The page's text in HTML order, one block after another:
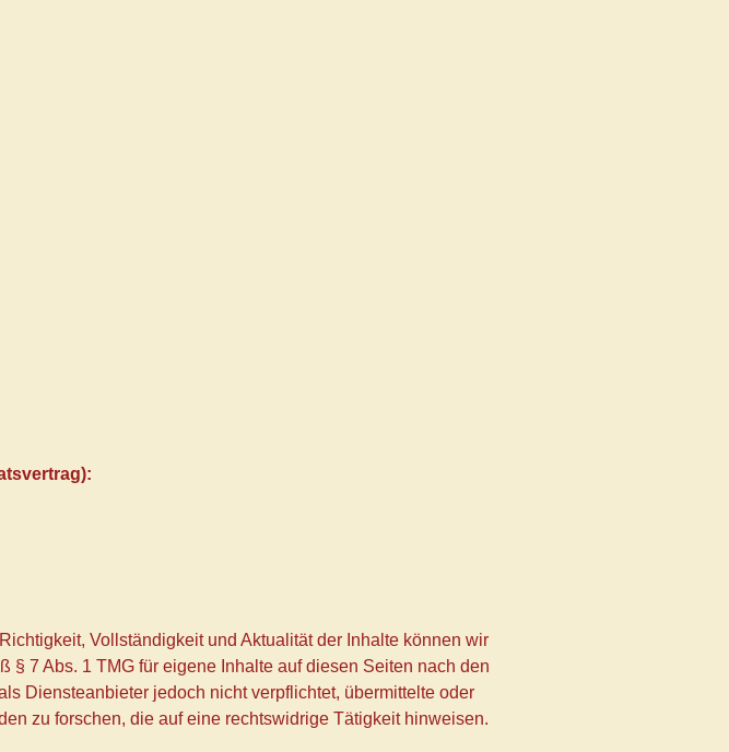
Vollständigkeit und Aktualität der Inhalte können wir
7 Abs. 1 TMG für eigene Inhalte auf diesen Seiten nach den
Diensteanbieter jedoch nicht verpflichtet, übermittelte oder
zu forschen, die auf eine rechtswidrige Tätigkeit hinweisen.